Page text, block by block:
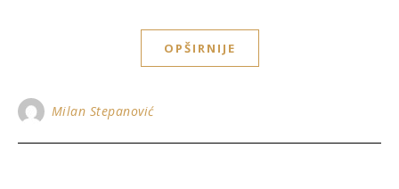
OPŠIRNIJE
Milan Stepanović